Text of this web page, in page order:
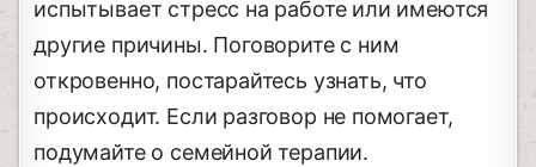
испытывает стресс на работе или имеются
другие причины. Поговорите с ним
откровенно, постарайтесь узнать, что
происходит. Если разговор не помогает,
подумайте о семейной терапии.